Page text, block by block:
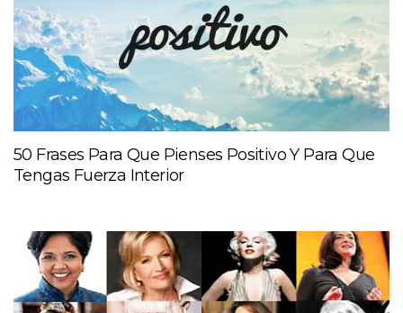
50 Frases Para Que Pienses Positivo Y Para Que
Tengas Fuerza Interior